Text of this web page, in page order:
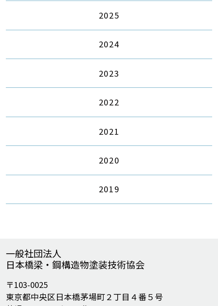
2025
2024
2023
2022
2021
2020
2019
一般社団法人
日本橋梁・鋼構造物塗装技術協会
〒103-0025
東京都中央区日本橋茅場町２丁目４番５号